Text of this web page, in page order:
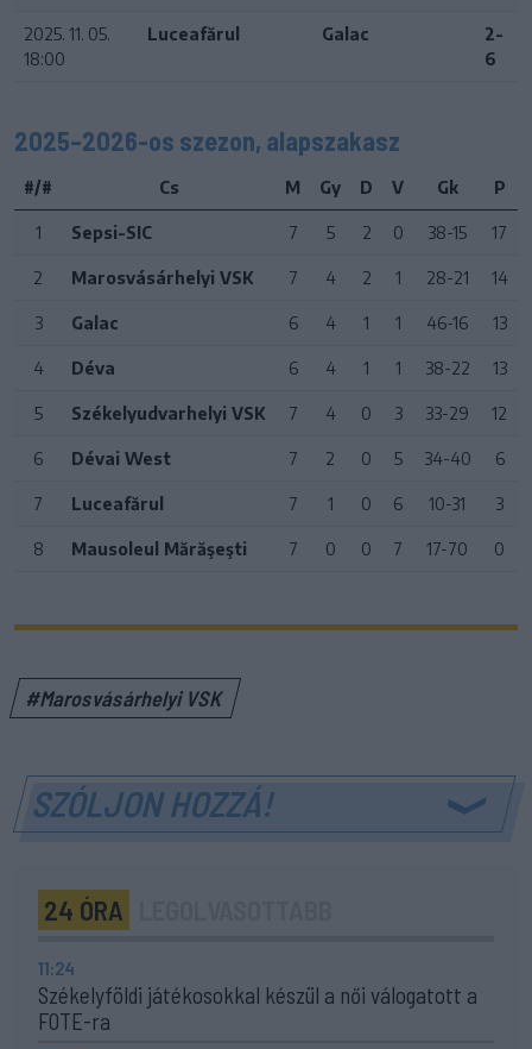
2025. 11. 05.
18:00
Luceafărul Galac
2-
6
2025–2026-os szezon, alapszakasz
#/# Cs M Gy D V Gk P
1 Sepsi-SIC 7 5 2 0 38-15 17
2 Marosvásárhelyi VSK 7 4 2 1 28-21 14
3 Galac 6 4 1 1 46-16 13
4 Déva 6 4 1 1 38-22 13
5 Székelyudvarhelyi VSK 7 4 0 3 33-29 12
6 Dévai West 7 2 0 5 34-40 6
7 Luceafărul 7 1 0 6 10-31 3
8 Mausoleul Mărăşeşti 7 0 0 7 17-70 0
#Marosvásárhelyi VSK
SZÓLJON HOZZÁ!
24 ÓRA
11:24
Székelyföldi játékosokkal készül a női válogatott a
FOTE-ra